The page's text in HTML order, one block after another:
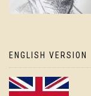
ENGLISH VERSION